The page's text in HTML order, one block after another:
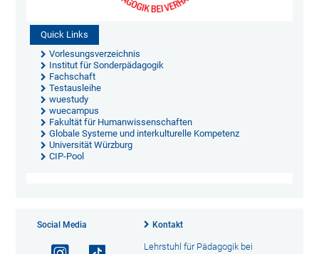
Quick Links
Vorlesungsverzeichnis
Institut für Sonderpädagogik
Fachschaft
Testausleihe
wuestudy
wuecampus
Fakultät für Humanwissenschaften
Globale Systeme und interkulturelle Kompetenz
Universität Würzburg
CIP-Pool
Social Media Kontakt
Lehrstuhl für Pädagogik bei